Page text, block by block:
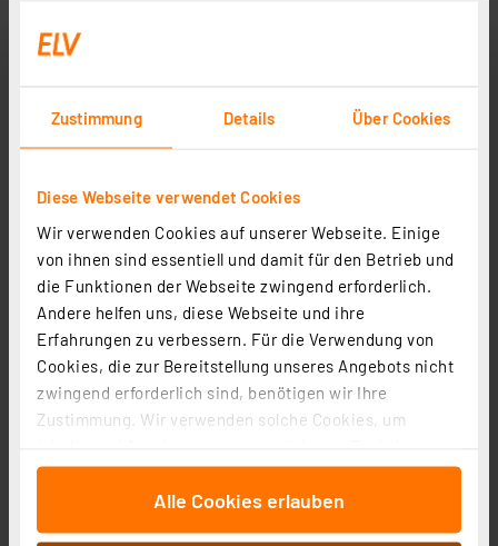
Zustimmung Details Über Cookies
Diese Webseite verwendet Cookies
Wir verwenden Cookies auf unserer Webseite. Einige
von ihnen sind essentiell und damit für den Betrieb und
die Funktionen der Webseite zwingend erforderlich.
Andere helfen uns, diese Webseite und ihre
Erfahrungen zu verbessern. Für die Verwendung von
Cookies, die zur Bereitstellung unseres Angebots nicht
zwingend erforderlich sind, benötigen wir Ihre
Zustimmung. Wir verwenden solche Cookies, um
für soziale Medien anbieten zu können und die Zugriffe
auf unsere Website zu analysieren. Außerdem geben
wir Informationen zu Ihrer Verwendung unserer Website
Alle Cookies erlauben
2
inkl. MwSt.
Homematic IP Smart Home Bewegungsmelder für 55er
Rahmen – innen, anthrazit, HmIP-SMI55-A